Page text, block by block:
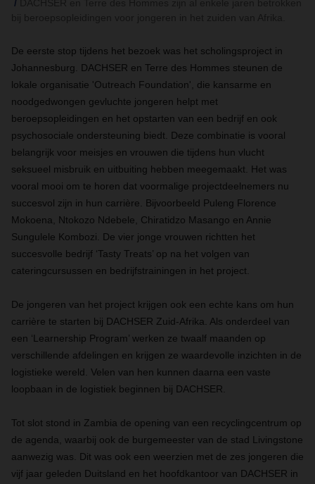
De eerste stop tijdens het bezoek was het scholingsproject in
Johannesburg. DACHSER en Terre des Hommes steunen de
lokale organisatie 'Outreach Foundation', die kansarme en
noodgedwongen gevluchte jongeren helpt met
beroepsopleidingen en het opstarten van een bedrijf en ook
psychosociale ondersteuning biedt. Deze combinatie is vooral
belangrijk voor meisjes en vrouwen die tijdens hun vlucht
seksueel misbruik en uitbuiting hebben meegemaakt. Het was
vooral mooi om te horen dat voormalige projectdeelnemers nu
succesvol zijn in hun carrière. Bijvoorbeeld Puleng Florence
Mokoena, Ntokozo Ndebele, Chiratidzo Masango en Annie
Sungulele Kombozi. De vier jonge vrouwen richtten het
succesvolle bedrijf ‘Tasty Treats’ op na het volgen van
cateringcursussen en bedrijfstrainingen in het project.
De jongeren van het project krijgen ook een echte kans om hun
carrière te starten bij DACHSER Zuid-Afrika. Als onderdeel van
een ‘Learnership Program’ werken ze twaalf maanden op
verschillende afdelingen en krijgen ze waardevolle inzichten in de
logistieke wereld. Velen van hen kunnen daarna een vaste
loopbaan in de logistiek beginnen bij DACHSER.
Tot slot stond in Zambia de opening van een recyclingcentrum op
de agenda, waarbij ook de burgemeester van de stad Livingstone
aanwezig was. Dit was ook een weerzien met de zes jongeren die
vijf jaar geleden Duitsland en het hoofdkantoor van DACHSER in